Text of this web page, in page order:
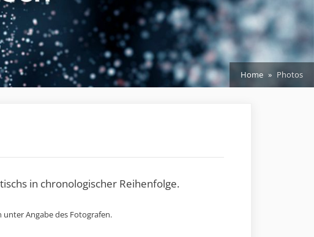
Home Photos
in chronologischer Reihenfolge.
unter Angabe des Fotografen.